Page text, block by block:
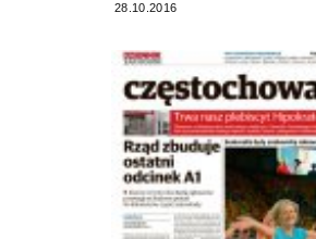
28.10.2016